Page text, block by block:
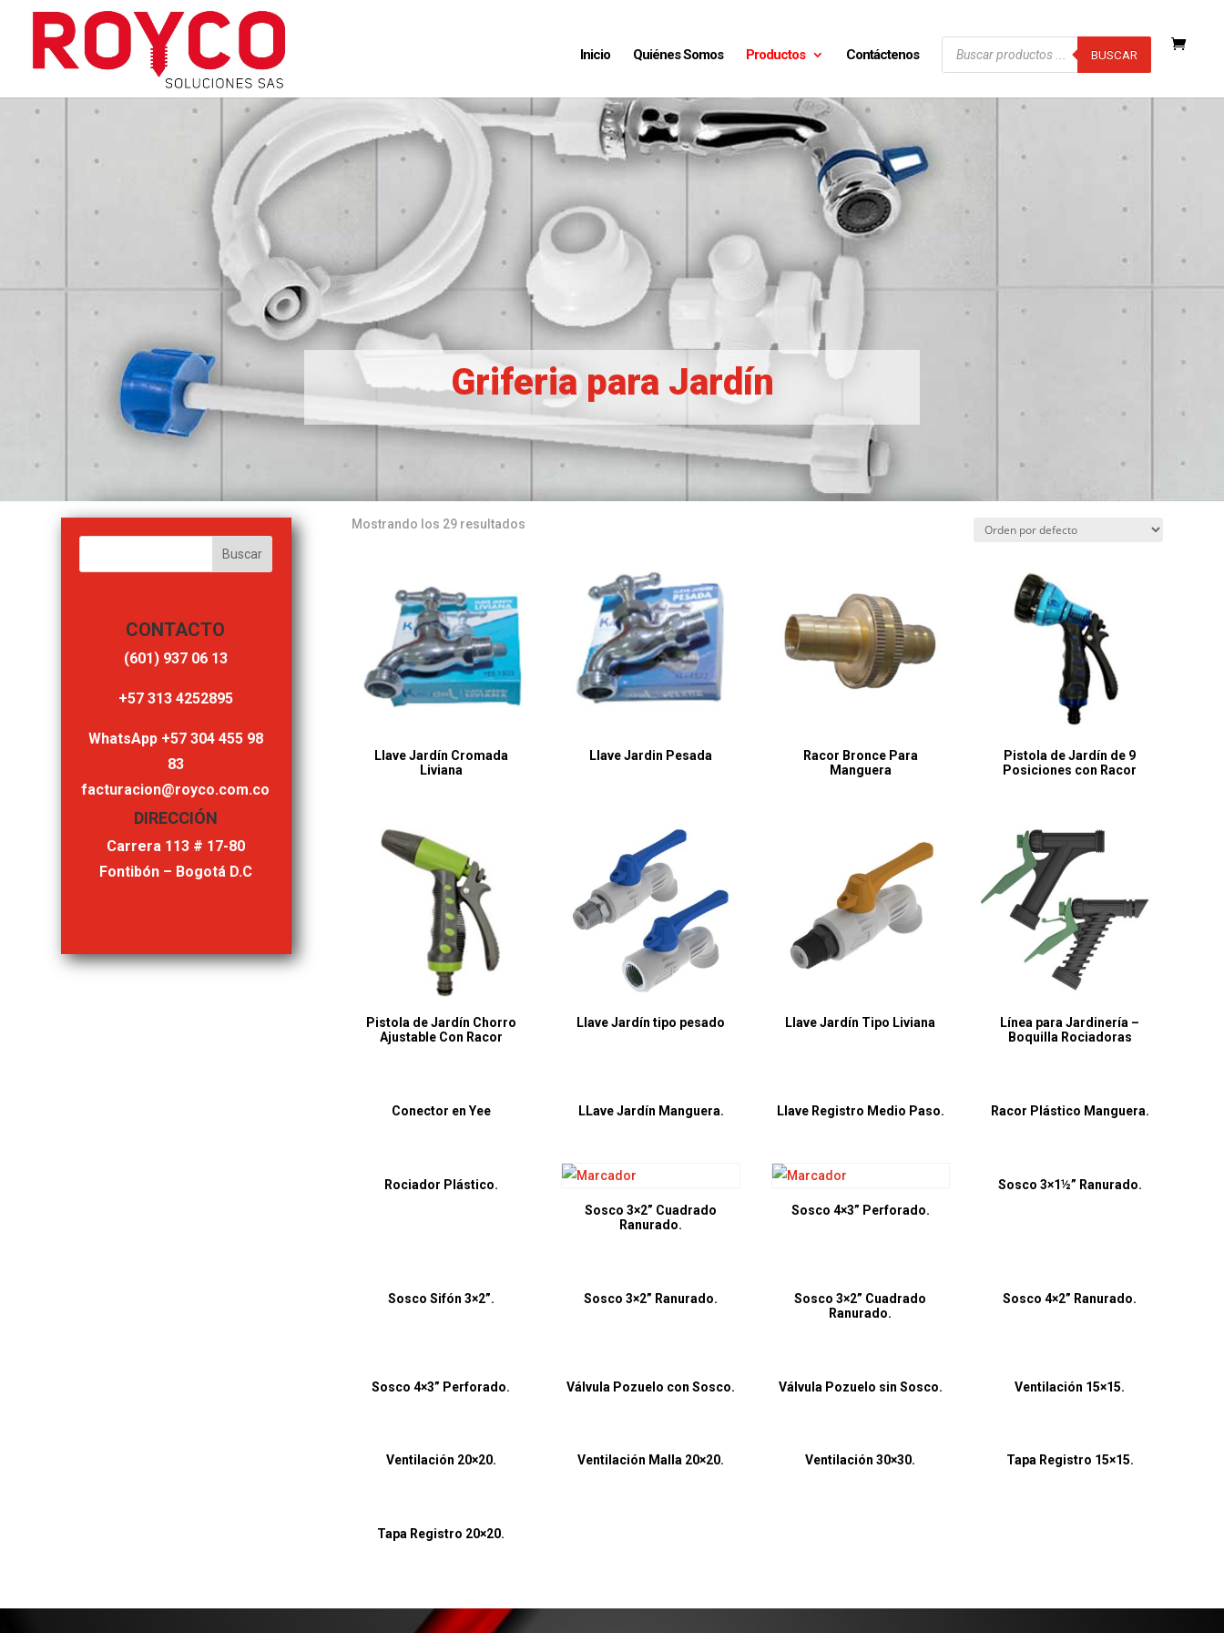
Inicio Quiénes Somos Productos Contáctenos
Búsqueda
BUSCAR
Griferia para Jardín
CONTACTO
‎(601) 937 06 13
‎+57 313 4252895
WhatsApp +57 304 455 98
83
facturacion@royco.com.co
DIRECCIÓN
Carrera 113 # 17-80
Fontibón – Bogotá D.C
Mostrando los 29 resultados
Llave Jardín Cromada
Liviana
Llave Jardin Pesada
Racor Bronce Para
Manguera
Pistola de Jardín de 9
Posiciones con Racor
Pistola de Jardín Chorro
Ajustable Con Racor
Llave Jardín tipo pesado Llave Jardín Tipo Liviana
Línea para Jardinería –
Boquilla Rociadoras
Conector en Yee LLave Jardín Manguera. Llave Registro Medio Paso. Racor Plástico Manguera.
Rociador Plástico.
Sosco 3×2” Cuadrado
Ranurado.
Sosco 4×3” Perforado.
Sosco 3×1½” Ranurado.
Sosco Sifón 3×2”. Sosco 3×2” Ranurado.
Sosco 3×2” Cuadrado
Ranurado.
Sosco 4×2” Ranurado.
Sosco 4×3” Perforado. Válvula Pozuelo con Sosco. Válvula Pozuelo sin Sosco. Ventilación 15×15.
Ventilación 20×20. Ventilación Malla 20×20. Ventilación 30×30. Tapa Registro 15×15.
Tapa Registro 20×20.